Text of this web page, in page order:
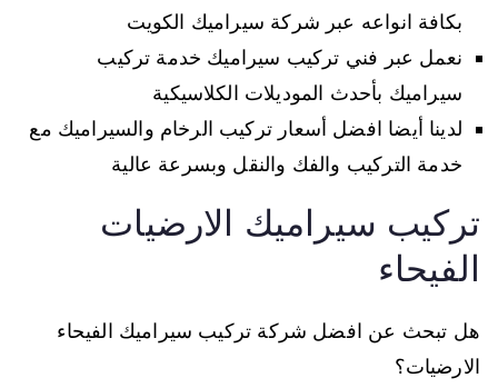
بكافة انواعه عبر شركة سيراميك الكويت
نعمل عبر فني تركيب سيراميك خدمة تركيب
سيراميك بأحدث الموديلات الكلاسيكية
لدينا أيضا افضل أسعار تركيب الرخام والسيراميك مع
خدمة التركيب والفك والنقل وبسرعة عالية
تركيب سيراميك الارضيات
الفيحاء
هل تبحث عن افضل شركة تركيب سيراميك الفيحاء
الارضيات؟